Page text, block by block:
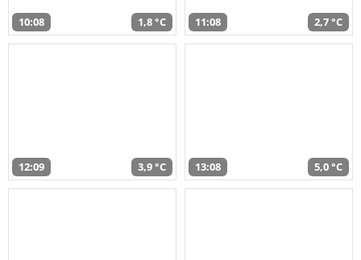
10:08 1,8 °C 11:08 2,7 °C
12:09 3,9 °C 13:08 5,0 °C